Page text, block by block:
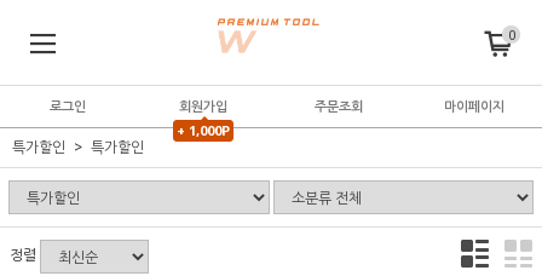
0
로그인
회원가입
+ 1,000P
주문조회 마이페이지
특가할인 특가할인
정렬